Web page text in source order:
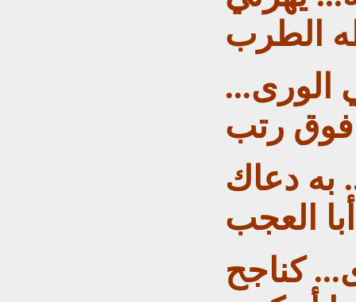
الطرب
الورى...
فوق رتب
به دعاك
العجب
كناجح